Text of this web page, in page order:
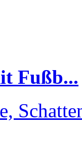
Fußb...